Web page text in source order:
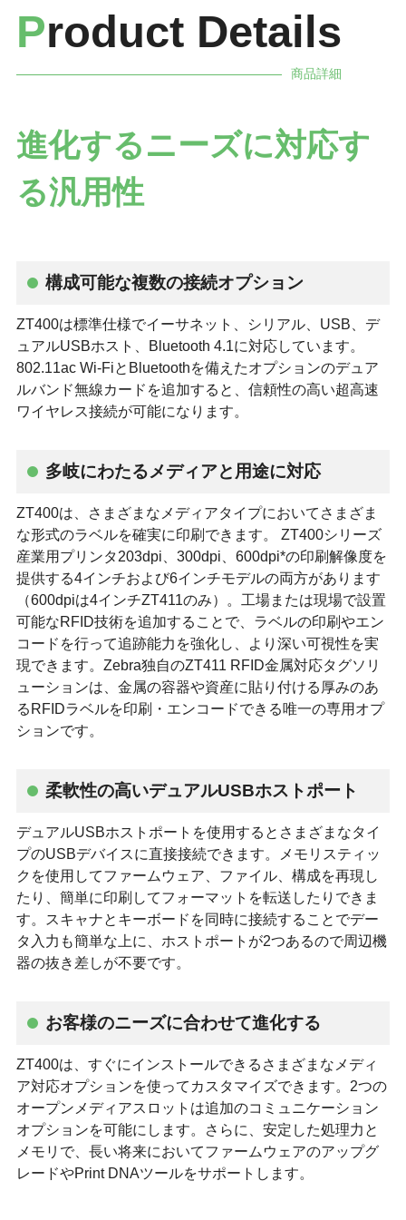
Product Details
商品詳細
進化するニーズに対応す
る汎用性
構成可能な複数の接続オプション
ZT400は標準仕様でイーサネット、シリアル、USB、デ
ュアルUSBホスト、Bluetooth 4.1に対応しています。
802.11ac Wi-FiとBluetoothを備えたオプションのデュア
ルバンド無線カードを追加すると、信頼性の高い超高速
ワイヤレス接続が可能になります。
多岐にわたるメディアと用途に対応
ZT400は、さまざまなメディアタイプにおいてさまざま
な形式のラベルを確実に印刷できます。 ZT400シリーズ
産業用プリンタ203dpi、300dpi、600dpi*の印刷解像度を
提供する4インチおよび6インチモデルの両方があります
（600dpiは4インチZT411のみ）。工場または現場で設置
可能なRFID技術を追加することで、ラベルの印刷やエン
コードを行って追跡能力を強化し、より深い可視性を実
現できます。Zebra独自のZT411 RFID金属対応タグソリ
ューションは、金属の容器や資産に貼り付ける厚みのあ
るRFIDラベルを印刷・エンコードできる唯一の専用オプ
ションです。
柔軟性の高いデュアルUSBホストポート
デュアルUSBホストポートを使用するとさまざまなタイ
プのUSBデバイスに直接接続できます。メモリスティッ
クを使用してファームウェア、ファイル、構成を再現し
たり、簡単に印刷してフォーマットを転送したりできま
す。スキャナとキーボードを同時に接続することでデー
タ入力も簡単な上に、ホストポートが2つあるので周辺機
器の抜き差しが不要です。
お客様のニーズに合わせて進化する
ZT400は、すぐにインストールできるさまざまなメディ
ア対応オプションを使ってカスタマイズできます。2つの
オープンメディアスロットは追加のコミュニケーション
オプションを可能にします。さらに、安定した処理力と
メモリで、長い将来においてファームウェアのアップグ
レードやPrint DNAツールをサポートします。